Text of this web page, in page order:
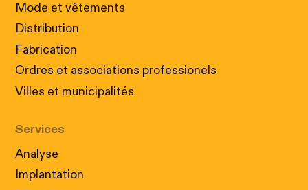
Mode et vêtements
Distribution
Fabrication
Ordres et associations professionels
Villes et municipalités
Services
Analyse
Implantation